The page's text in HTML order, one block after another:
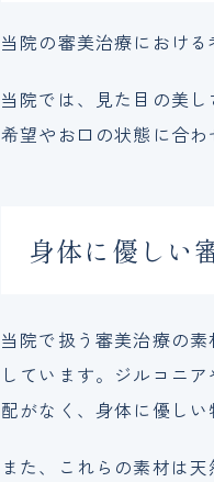
当院の審美治療におけ
当院では、見た目の美
希望やお口の状態に合わ
身体に優しい
当院で扱う審美治療の
しています。ジルコニ
配がなく、身体に優しい
また、これらの素材は